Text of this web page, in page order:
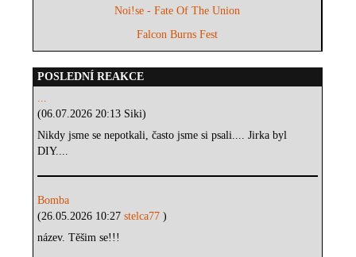
Noi!se - Fate Of The Union
Falcon Burns Fest
POSLEDNÍ REAKCE
...
(06.07.2026 20:13 Siki)
Nikdy jsme se nepotkali, často jsme si psali.... Jirka byl
DIY....
Bomba
(26.05.2026 10:27stelca77)
název. Těšim se!!!